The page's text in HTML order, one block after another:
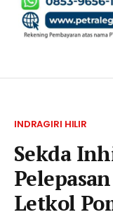
INDRAGIRI HILIR
Sekda
Letkol